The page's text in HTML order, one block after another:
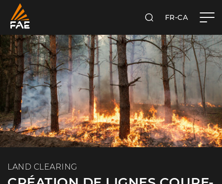
RECHERCHER
FR-CA
LAND CLEARING